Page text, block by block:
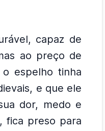
capaz de
ao preço de
espelho tinha
e que ele
dor, medo e
fica preso para